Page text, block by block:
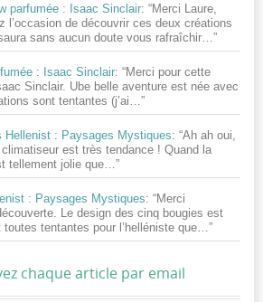
parfumée : Isaac Sinclair: “Merci Laure,
l’occasion de découvrir ces deux créations
sans aucun doute vous rafraîchir… ”
: Isaac Sinclair: “Merci pour cette
Sinclair. Ube belle aventure est née avec
sont tentantes (j’ai… ”
Hellenist : Paysages Mystiques: “Ah ah oui,
climatiseur est très tendance ! Quand la
tellement jolie que… ”
: Paysages Mystiques: “Merci
Le design des cinq bougies est
tentantes pour l’helléniste que… ”
chaque article par email